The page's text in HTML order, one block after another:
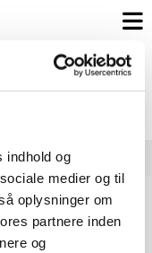
indhold og
medier og til
oplysninger om
partnere inden
og